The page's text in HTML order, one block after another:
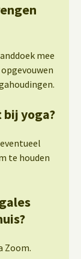
mee
yoga?
te houden
Zoom.